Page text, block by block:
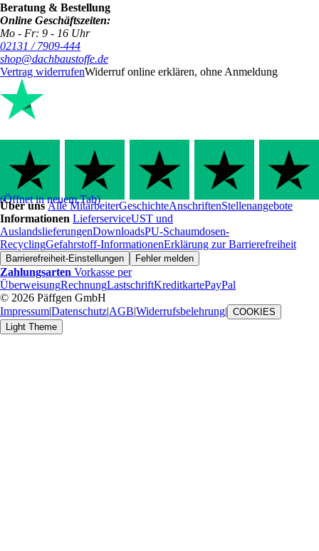
Beratung & Bestellung
Online Geschäftszeiten:
Mo - Fr: 9 - 16 Uhr
02131 / 7909-444
shop@dachbaustoffe.de
Vertrag widerrufenWiderruf online erklären, ohne Anmeldung
(Öffnet in neuem Tab)
Über unsAlle MitarbeiterGeschichteAnschriftenStellenangebote
Informationen LieferserviceUST und
AuslandslieferungenDownloadsPU-Schaumdosen-
RecyclingGefahrstoff-InformationenErklärung zur Barrierefreiheit
Barrierefreiheit-Einstellungen Fehler melden
Zahlungsarten Vorkasse per
ÜberweisungRechnungLastschriftKreditkartePayPal
© 2026 Päffgen GmbH
Impressum|Datenschutz|AGB|Widerrufsbelehrung| COOKIES
Light Theme